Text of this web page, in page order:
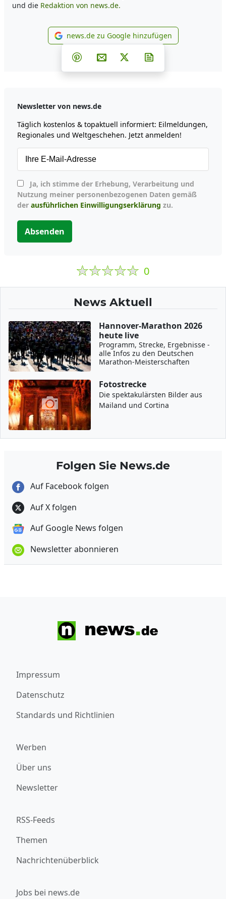
und die Redaktion von news.de.
news.de zu Google
news.de zu Google hinzufügen
Teilen auf Facebook
Teilen auf Whatsapp
Teilen auf Telegram
Teilen auf Pinterest
Per E-Mail teilen
Post auf X
Newsletter von news.de
Täglich kostenlos & topaktuell informiert: Eilmeldungen,
Regionales und Weltgeschehen. Jetzt anmelden!
Nutzung meiner personenbezogenen Daten gemäß
der ausführlichen Einwilligungserklärung zu.
Absenden
0
News Aktuell
Hannover-Marathon 2026
heute live
Programm, Strecke, Ergebnisse -
alle Infos zu den Deutschen
Marathon-Meisterschaften
Fotostrecke
Die spektakulärsten Bilder aus
Mailand und Cortina
Folgen Sie News.de
Auf Facebook folgen
Auf X folgen
Auf Google News folgen
Newsletter abonnieren
Impressum
Datenschutz
Standards und Richtlinien
Werben
Über uns
Newsletter
RSS-Feeds
Themen
Nachrichtenüberblick
Jobs bei news.de